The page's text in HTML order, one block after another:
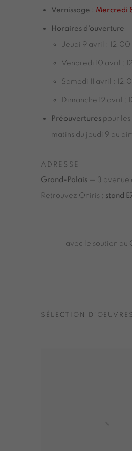
Vernissage : Mercredi
Horaires d'ouverture
Jeudi 9 avril :
Vendredi 10 avril :
Samedi 11 avril :
Dimanche 12 avril :
Préouvertures pour
matins du jeudi 9 au
ADRESSE
Grand-Palais — 3 avenue
Retrouvez Oniris : stand
avec le soutien du
SÉLECTION D'OEUVRES